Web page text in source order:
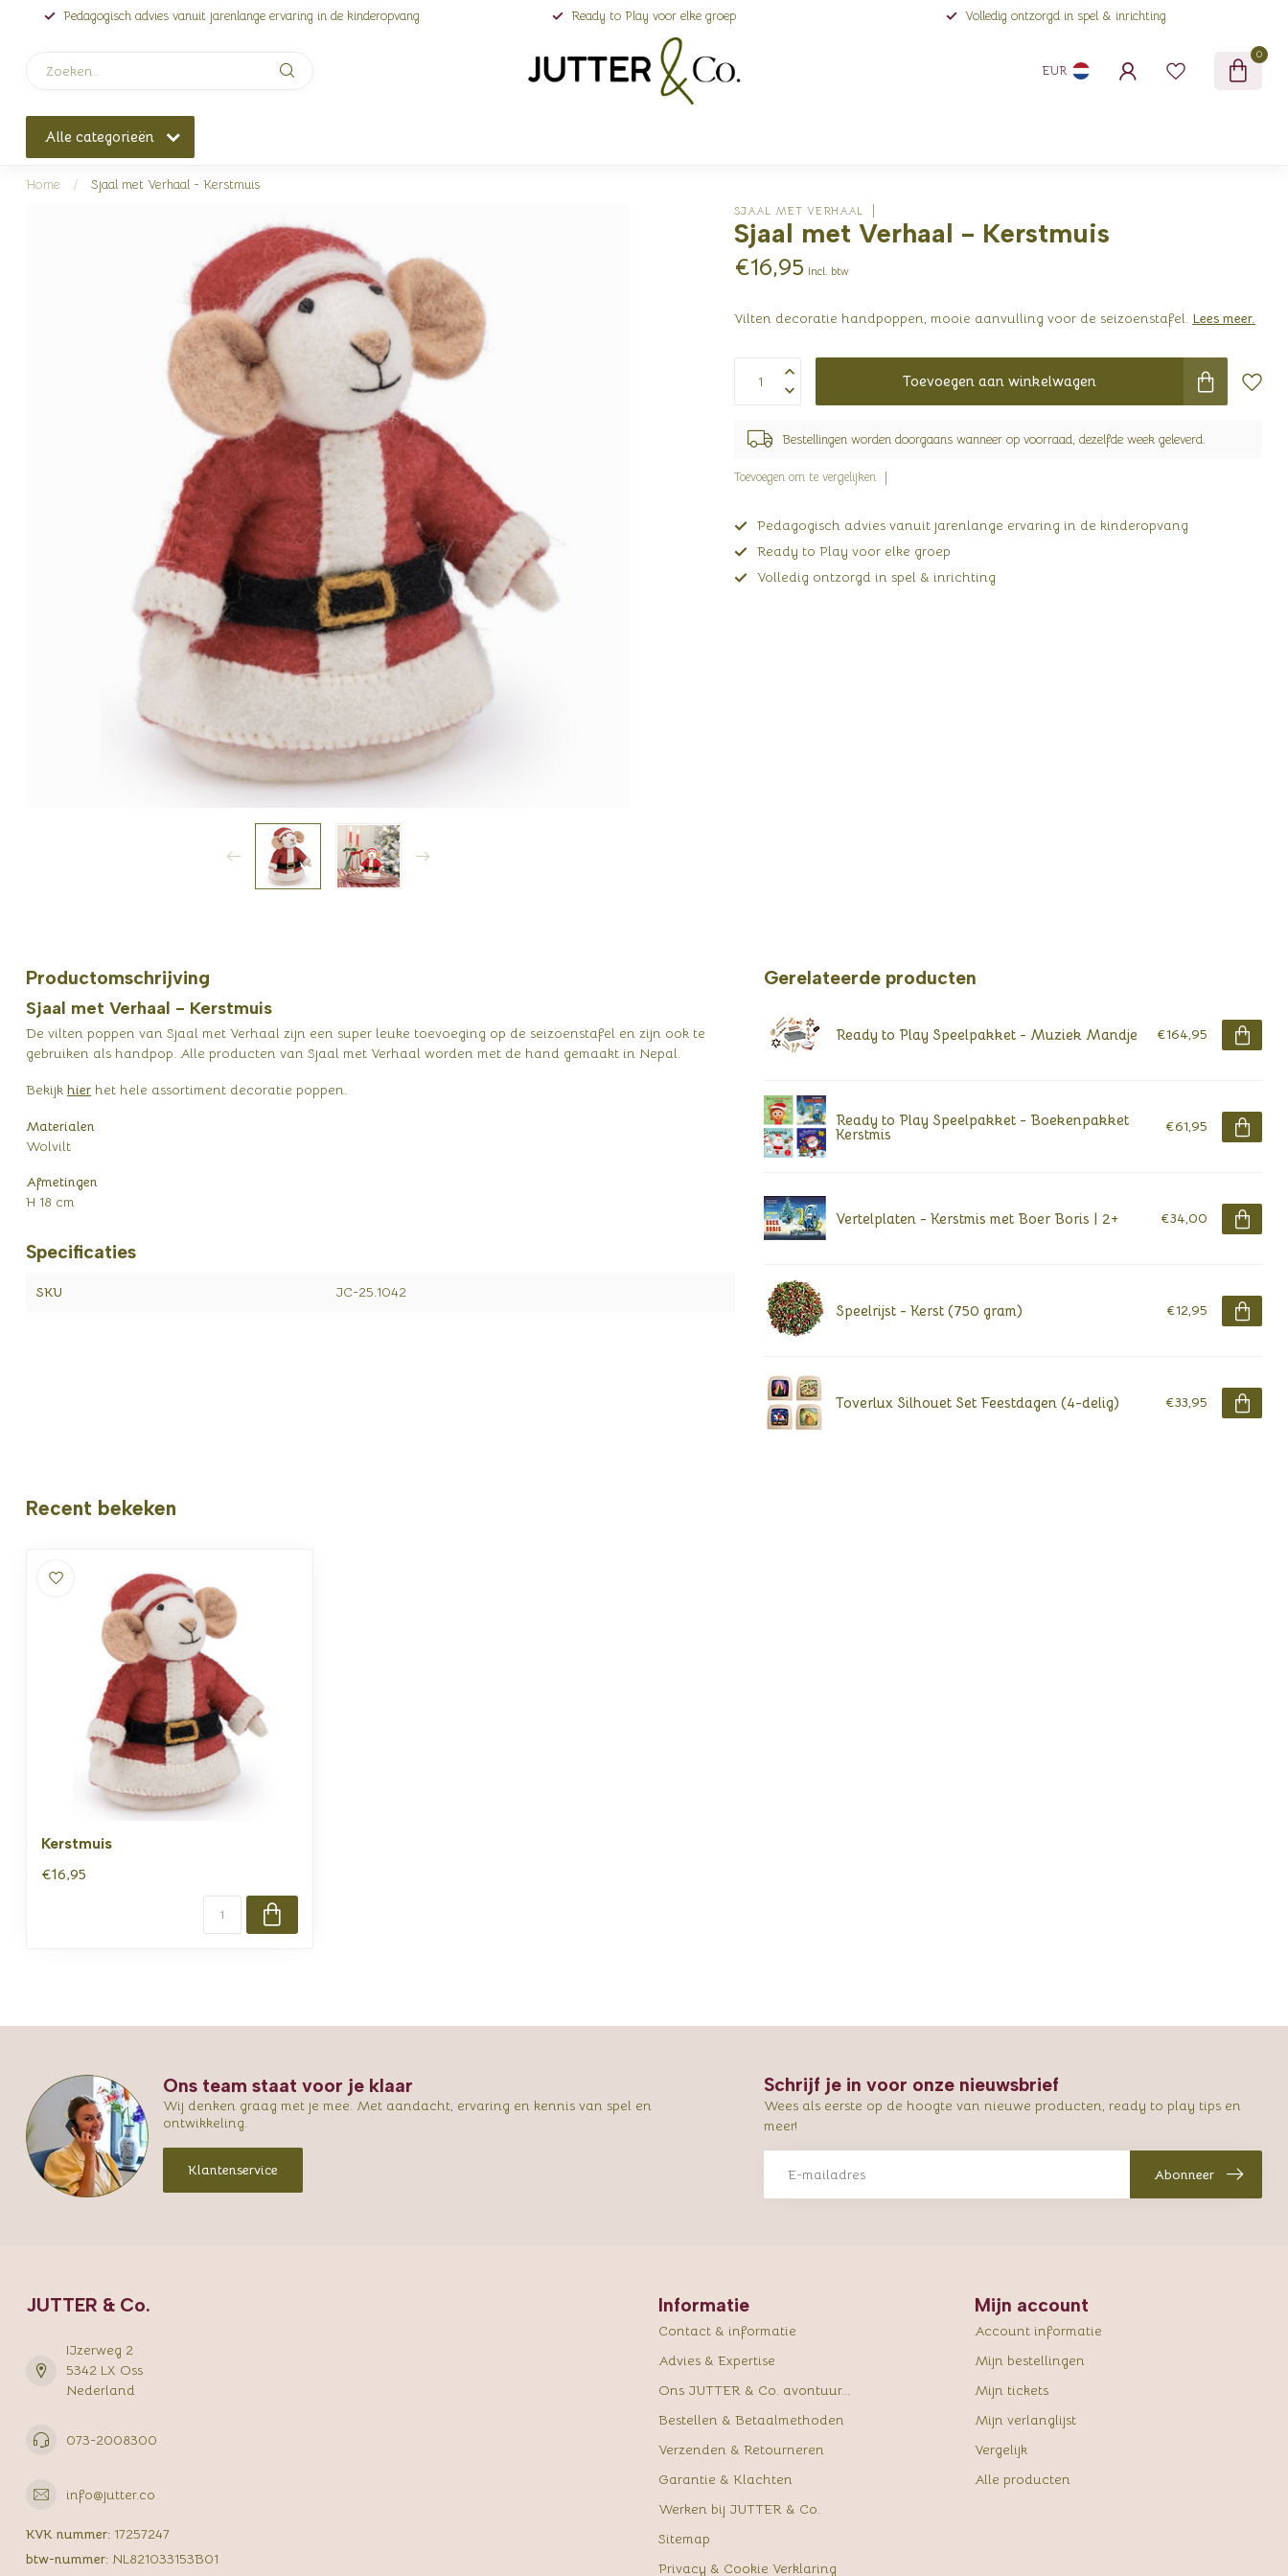
Pedagogisch advies vanuit jarenlange ervaring in de kinderopvang Ready to Play voor elke groep Volledig ontzorgd in spel & inrichting
EUR
0
Alle categorieën
Home / Sjaal met Verhaal - Kerstmuis
SJAAL MET VERHAAL
Sjaal met Verhaal - Kerstmuis
€16,95 Incl. btw
Vilten decoratie handpoppen, mooie aanvulling voor de seizoenstafel. Lees meer.
Toevoegen aan winkelwagen
Bestellingen worden doorgaans wanneer op voorraad, dezelfde week geleverd.
Toevoegen om te vergelijken
Pedagogisch advies vanuit jarenlange ervaring in de kinderopvang
Ready to Play voor elke groep
Volledig ontzorgd in spel & inrichting
Productomschrijving
Sjaal met Verhaal - Kerstmuis
De vilten poppen van Sjaal met Verhaal zijn een super leuke toevoeging op de seizoenstafel en zijn ook te
gebruiken als handpop. Alle producten van Sjaal met Verhaal worden met de hand gemaakt in Nepal.
Bekijk hier het hele assortiment decoratie poppen.
Materialen
Wolvilt
Afmetingen
H 18 cm
Specificaties
SKU JC-25.1042
Gerelateerde producten
Ready to Play Speelpakket - Muziek Mandje €164,95
Ready to Play Speelpakket - Boekenpakket
Kerstmis €61,95
Vertelplaten - Kerstmis met Boer Boris | 2+ €34,00
Speelrijst - Kerst (750 gram) €12,95
Toverlux Silhouet Set Feestdagen (4-delig) €33,95
Recent bekeken
Kerstmuis
€16,95
Ons team staat voor je klaar
Wij denken graag met je mee. Met aandacht, ervaring en kennis van spel en
ontwikkeling.
Klantenservice
Schrijf je in voor onze nieuwsbrief
Wees als eerste op de hoogte van nieuwe producten, ready to play tips en
meer!
Abonneer
JUTTER & Co.
IJzerweg 2
5342 LX Oss
Nederland
073-2008300
info@jutter.co
KVK nummer: 17257247
btw-nummer: NL821033153B01
Informatie
Contact & informatie
Advies & Expertise
Ons JUTTER & Co. avontuur...
Bestellen & Betaalmethoden
Verzenden & Retourneren
Garantie & Klachten
Werken bij JUTTER & Co.
Sitemap
Privacy & Cookie Verklaring
Mijn account
Account informatie
Mijn bestellingen
Mijn tickets
Mijn verlanglijst
Vergelijk
Alle producten